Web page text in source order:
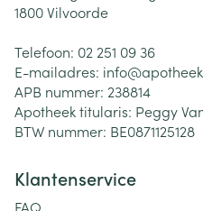
1800Vilvoorde
Telefoon: 02 251 09 36
E-mailadres: info@
APB nummer: 238814
Apotheek titularis: Peggy
BTW nummer: BE0871125128
Klantenservice
FAQ